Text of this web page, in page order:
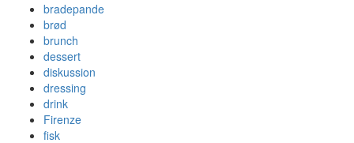
bradepande
brød
brunch
dessert
diskussion
dressing
drink
Firenze
fisk